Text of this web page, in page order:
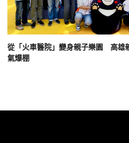
從「火車醫院」變身親子樂園 高雄
氣爆棚